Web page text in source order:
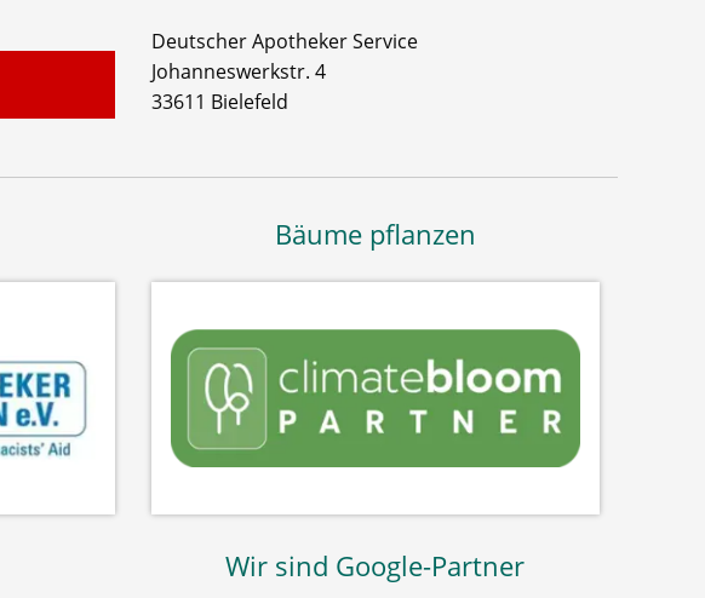
Deutscher Apotheker Service
Johanneswerkstr. 4
33611 Bielefeld
Bäume pflanzen
Wir sind Google-Partner